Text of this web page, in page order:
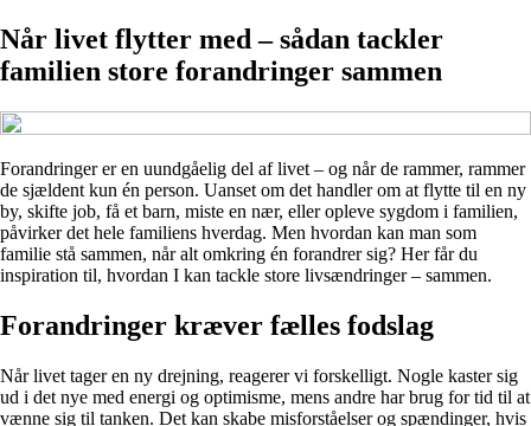
Når livet flytter med – sådan tackler
familien store forandringer sammen
Forandringer er en uundgåelig del af livet – og når de rammer, rammer
de sjældent kun én person. Uanset om det handler om at flytte til en ny
by, skifte job, få et barn, miste en nær, eller opleve sygdom i familien,
påvirker det hele familiens hverdag. Men hvordan kan man som
familie stå sammen, når alt omkring én forandrer sig? Her får du
inspiration til, hvordan I kan tackle store livsændringer – sammen.
Forandringer kræver fælles fodslag
Når livet tager en ny drejning, reagerer vi forskelligt. Nogle kaster sig
ud i det nye med energi og optimisme, mens andre har brug for tid til at
vænne sig til tanken. Det kan skabe misforståelser og spændinger, hvis